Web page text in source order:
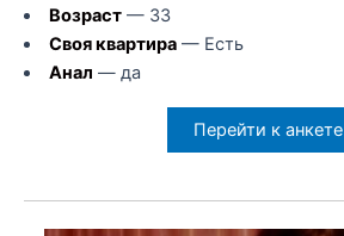
Возраст— 33
Своя квартира— Есть
Анал — да
Перейти к анкете